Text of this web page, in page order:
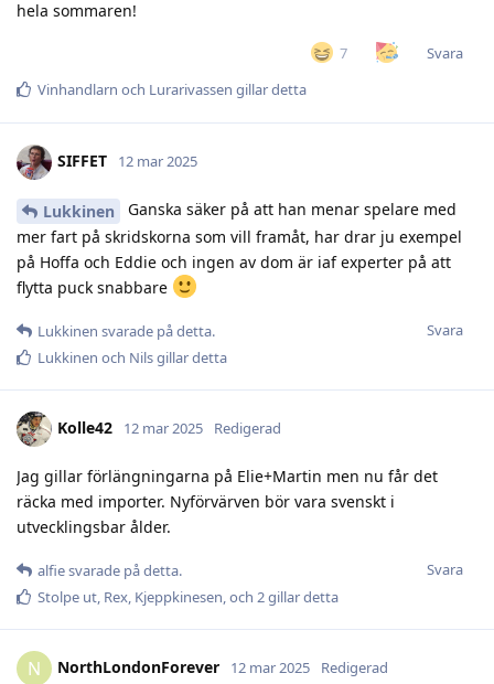
hela sommaren!
7
Svara
Vinhandlarn och Lurarivassen gillar detta
SIFFET 12 mar 2025
Lukkinen
Ganska säker på att han menar spelare med
mer fart på skridskorna som vill framåt, har drar ju exempel
på Hoffa och Eddie och ingen av dom är iaf experter på att
flytta puck snabbare
Svara
Lukkinen svarade på detta.
Lukkinen och Nilsgillar detta
Kolle42 12 mar 2025 Redigerad
Jag gillar förlängningarna på Elie+Martin men nu får det
räcka med importer. Nyförvärven bör vara svenskt i
utvecklingsbar ålder.
Svara
alfiesvarade på detta.
Stolpe ut, Rex, Kjeppkinesen, och 2gillar detta
N NorthLondonForever 12 mar 2025 Redigerad